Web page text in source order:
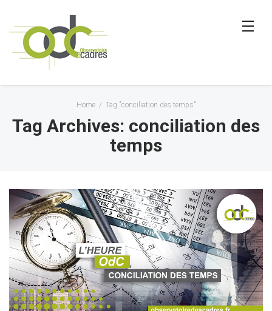
Home / Tag "conciliation des temps"
Tag Archives: conciliation des
temps